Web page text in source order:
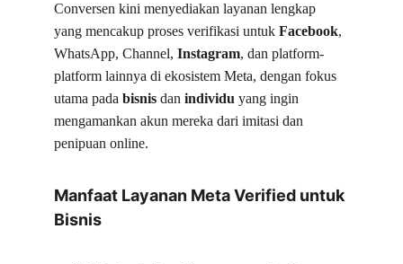
Conversen kini menyediakan layanan lengkap
yang mencakup proses verifikasi untuk Facebook,
WhatsApp, Channel, Instagram, dan platform-
platform lainnya di ekosistem Meta, dengan fokus
utama pada bisnis dan individu yang ingin
mengamankan akun mereka dari imitasi dan
penipuan online.
Manfaat Layanan Meta Verified untuk
Bisnis